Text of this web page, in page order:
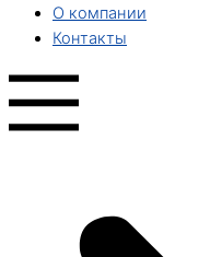
О компании
Контакты